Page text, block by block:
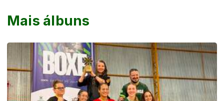
Mais álbuns